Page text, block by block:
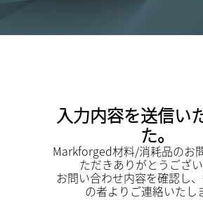
入力内容を送信い
た。
Markforged材料/消耗品のお
ただきありがとうござい
お問い合わせ内容を確認し
の者よりご連絡いたし